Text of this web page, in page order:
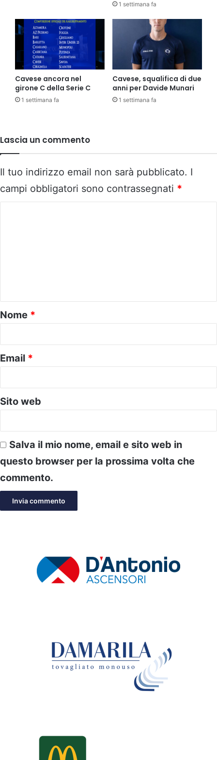
1 settimana fa
Cavese ancora nel
girone C della Serie C
1 settimana fa
Cavese, squalifica di due
anni per Davide Munari
1 settimana fa
Lascia un commento
Il tuo indirizzo email non sarà pubblicato. I
campi obbligatori sono contrassegnati *
o
*
Nome *
Email *
Sito web
Salva il mio nome, email e sito web in
questo browser per la prossima volta che
commento.